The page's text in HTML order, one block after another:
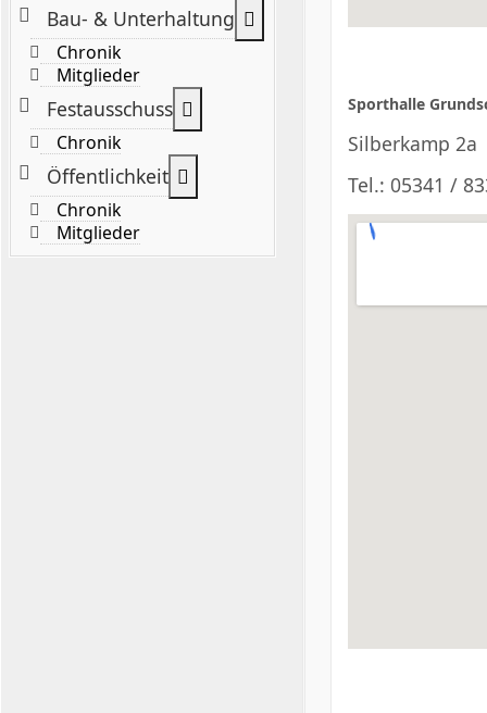
Bau- & Unterhaltung
Chronik
Mitglieder
Festausschuss Weitere Informationen:
Chronik
Öffentlichkeit Weitere Informationen:
Chronik
Mitglieder
Sporthalle
Silberkamp 2a
Tel.: 05341 /